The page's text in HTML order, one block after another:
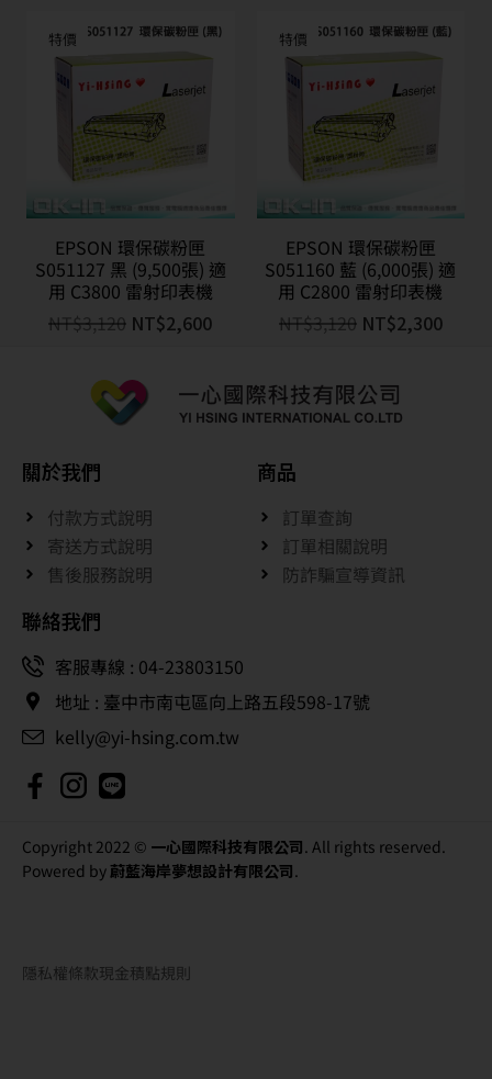
特價
EPSON 環保碳粉匣
S051127 黑 (9,500張) 適
用 C3800 雷射印表機
NT$3,120 NT$2,600
特價
EPSON 環保碳粉匣
S051160 藍 (6,000張) 適
用 C2800 雷射印表機
NT$3,120 NT$2,300
關於我們
付款方式說明
寄送方式說明
售後服務說明
商品
訂單查詢
訂單相關說明
防詐騙宣導資訊
聯絡我們
客服專線 : 04-23803150
地址 : 臺中市南屯區向上路五段598-17號
kelly@yi-hsing.com.tw
Copyright 2022 © 一心國際科技有限公司. All rights reserved.
Powered by蔚藍海岸夢想設計有限公司.
隱私權條款現金積點規則